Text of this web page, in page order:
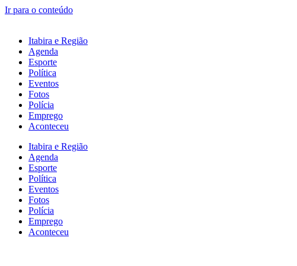
Ir para o conteúdo
Itabira e Região
Agenda
Esporte
Política
Eventos
Fotos
Polícia
Emprego
Aconteceu
Itabira e Região
Agenda
Esporte
Política
Eventos
Fotos
Polícia
Emprego
Aconteceu